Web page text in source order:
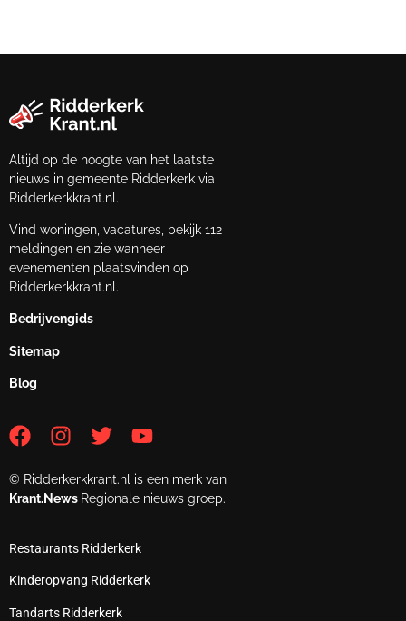
Altijd op de hoogte van het laatste
nieuws in gemeente Ridderkerk via
Ridderkerkkrant.nl.
Vind woningen, vacatures, bekijk 112
meldingen en zie wanneer
evenementen plaatsvinden op
Ridderkerkkrant.nl.
Bedrijvengids
Sitemap
Blog
© Ridderkerkkrant.nl is een merk van
Krant.News Regionale nieuws groep.
Restaurants Ridderkerk
Kinderopvang Ridderkerk
Tandarts Ridderkerk